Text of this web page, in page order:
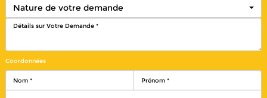
Nature de votre demande
Coordonnées